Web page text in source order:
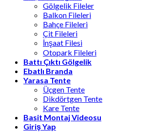
Gölgelik Fileler
Balkon Fileleri
Bahçe Fileleri
Çit Fileleri
İnşaat Filesi
Otopark Fileleri
Battı Çıktı Gölgelik
Ebatlı Branda
Yarasa Tente
Üçgen Tente
Dikdörtgen Tente
Kare Tente
Basit Montaj Videosu
Giriş Yap